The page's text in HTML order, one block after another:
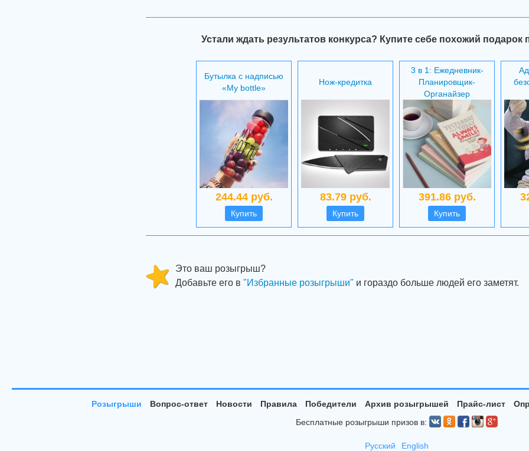
Устали ждать результатов конкурса? Купите себе похожий подарок
Бутылка с надписью
«My bottle»
244.44 руб.
Купить
Нож-кредитка
83.79 руб.
Купить
3 в 1: Ежедневник-
Планировщик-
Органайзер
391.86 руб.
Купить
Это ваш розыгрыш?
Добавьте его в "Избранные розыгрыши" и гораздо больше людей его заметят.
Розыгрыши Вопрос-ответ Новости Правила Победители Архив розыгрышей Прайс-лист
Бесплатные розыгрыши призов в:
Русский English